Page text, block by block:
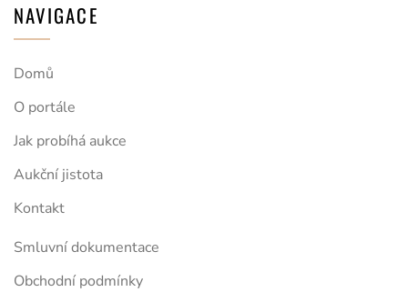
NAVIGACE
Domů
O portále
Jak probíhá aukce
Aukční jistota
Kontakt
Smluvní dokumentace
Obchodní podmínky